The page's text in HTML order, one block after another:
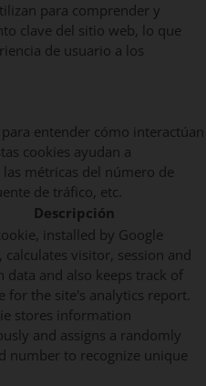
para comprender y
clave del sitio web, lo que
de usuario a los
para entender cómo interactúan
cookies ayudan a
métricas del número de
de tráfico, etc.
Descripción
installed by Google
calculates visitor, session and
data and also keeps track of
for the site's analytics report.
stores information
and assigns a randomly
number to recognize unique